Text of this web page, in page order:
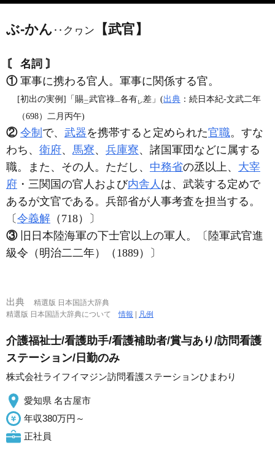
ぶ‐かん ‥クヮン 【武官】
〘 名詞 〙
①軍事に携わる官人。軍事に関係する官。
[初出の実例]「賜二武官祿一各有レ 差」(出典 ：続日本紀‐文武二年
（698）二月丙午)
② 令制 で、 武器を携帯すると定められた官職。すな
わち、 衛府、 馬寮、 兵庫寮、諸国軍団などに属する
職。また、その人。ただし、 中務省の丞以上、 大宰
府 ・三関国の官人および内舎人 は、武装する定めで
あるが文官である。兵部省が人事考査を担当する。
〔 令義解 （718）〕
③旧日本陸海軍の下士官以上の軍人。〔陸軍武官進
級令（明治二二年）（1889）〕
出典
精選版 日本国語大辞典
精選版 日本国語大辞典について情報 凡例
介護福祉士/看護助手/看護補助者/賞与あり/訪問看護
ステーション/日勤のみ
株式会社ライフイマジン訪問看護ステーションひまわり
愛知県 名古屋市
年収380万円～
正社員